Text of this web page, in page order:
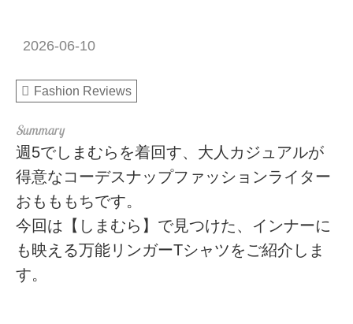
2026-06-10
Fashion Reviews
週5でしまむらを着回す、大人カジュアルが
得意なコーデスナップファッションライター
おもももちです。
今回は【しまむら】で見つけた、インナーに
も映える万能リンガーTシャツをご紹介しま
す。